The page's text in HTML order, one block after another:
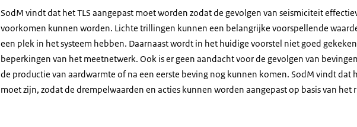
SodM vindt dat het TLS aangepast moet worden zodat de gevolgen van seismiciteit
voorkomen kunnen worden. Lichte trillingen kunnen een belangrijke voorspellende
een plek in het systeem hebben. Daarnaast wordt in het huidige voorstel niet goed
beperkingen van het meetnetwerk. Ook is er geen aandacht voor de gevolgen van
de productie van aardwarmte of na een eerste beving nog kunnen komen. SodM vindt dat
moet zijn, zodat de drempelwaarden en acties kunnen worden aangepast op basis van het